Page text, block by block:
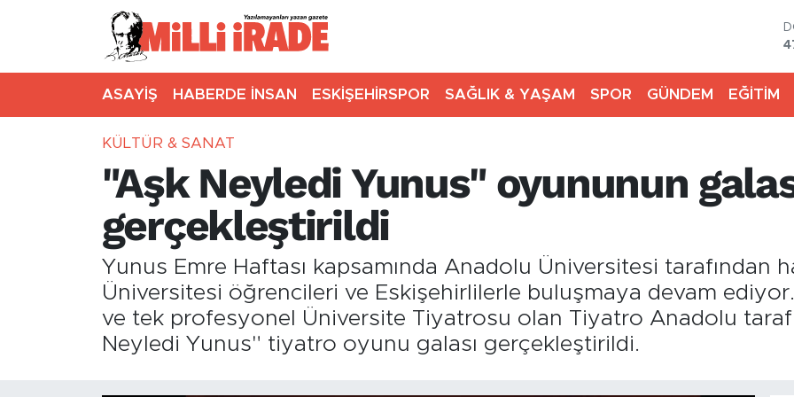
ASAYİŞ HABERDE İNSAN ESKİŞEHİRSPOR SAĞLIK & YAŞAM SPOR GÜNDEM EĞİTİM
KÜLTÜR & SANAT
"Aşk Neyledi Yunus" oyununun
gerçekleştirildi
Yunus Emre Haftası kapsamında Anadolu Üniversitesi tarafından
Üniversitesi öğrencileri ve Eskişehirlilerle buluşmaya devam
ve tek profesyonel Üniversite Tiyatrosu olan Tiyatro Anadolu
Neyledi Yunus" tiyatro oyunu galası gerçekleştirildi.